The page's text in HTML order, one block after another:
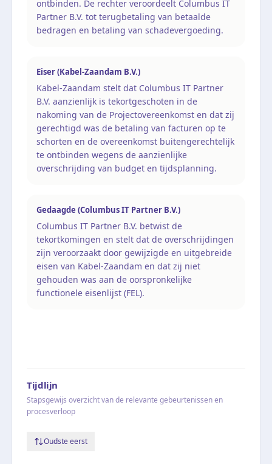
ontbinden. De rechter veroordeelt Columbus IT
Partner B.V. tot terugbetaling van betaalde
bedragen en betaling van schadevergoeding.
Eiser (Kabel-Zaandam B.V.)
Kabel-Zaandam stelt dat Columbus IT Partner
B.V. aanzienlijk is tekortgeschoten in de
nakoming van de Projectovereenkomst en dat zij
gerechtigd was de betaling van facturen op te
schorten en de overeenkomst buitengerechtelijk
te ontbinden wegens de aanzienlijke
overschrijding van budget en tijdsplanning.
Gedaagde (Columbus IT Partner B.V.)
Columbus IT Partner B.V. betwist de
tekortkomingen en stelt dat de overschrijdingen
zijn veroorzaakt door gewijzigde en uitgebreide
eisen van Kabel-Zaandam en dat zij niet
gehouden was aan de oorspronkelijke
functionele eisenlijst (FEL).
Tijdlijn
Stapsgewijs overzicht van de relevante gebeurtenissen en
procesverloop
Oudste eerst